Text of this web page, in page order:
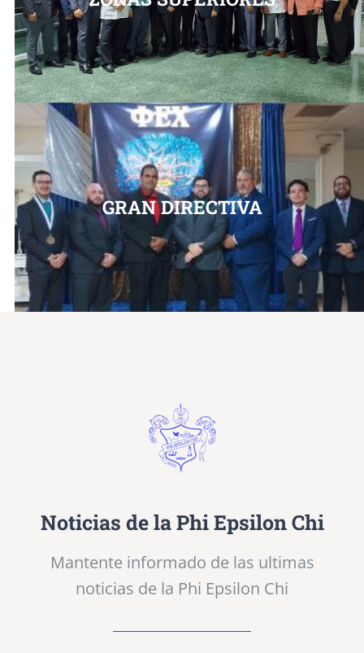
GRAN DIRECTIVA
Noticias de la Phi Epsilon Chi
Mantente informado de las ultimas
noticias de la Phi Epsilon Chi